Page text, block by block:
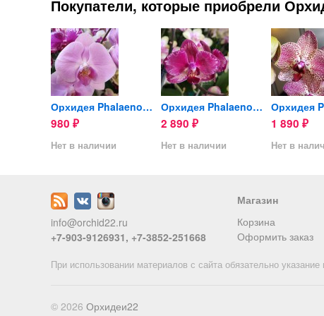
Покупатели, которые приобрели
Орхидея Phalaenopsis San...
980 ₽
Нет в наличии
Орхидея Phalaenopsis...
2 890 ₽
Нет в наличии
1 890 ₽
Нет в
info@orchid22.ru
+7-903-9126931, +7-3852-251668
Магазин
Корзина
Оформить заказ
При использовании материалов с сайта обязательно
© 2026 Орхидеи22